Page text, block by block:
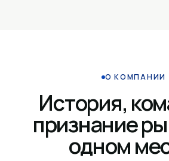
О КОМПАНИИ
История,
признание
одном